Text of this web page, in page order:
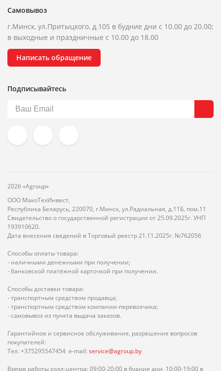
Самовывоз
г.Минск, ул.Притыцкого, д.105 в будние дни с 10.00 до 20.00;
в выходные и праздничные с 10.00 до 18.00
Написать обращение
Подписывайтесь
2026 «Agroup»
ООО МакоТехИнвест,
Республика Беларусь, 220070, г.Минск, ул.Радиальная, д.11Б, пом.11
Свидетельство о государственной регистрации от 25.09.2025г. УНП
193910620.
Дата внесения сведений в Торговый реестр 21.11.2025г. №762056
Способы оплаты товара:
- наличными денежными при получении;
- банковской платёжной карточкой при получении.
Способы доставки товара:
- транспортным средством продавца;
- транспортным средством компании-перевозчика;
- самовывоз из пункта выдача заказов.
Гарантийное и сервисное обслуживание, разрешение вопросов
покупателей:
Тел. +375295547454 e-mail: service@agroup.by
Время работы колл-центра: 09:00-20:00 в будние дни, 10:00-19:00 в